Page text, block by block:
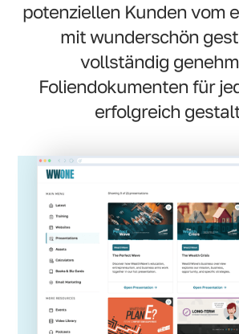
potenziellen Kunden vom
mit wunderschön
vollständig
Foliendokumenten für
erfolgreich